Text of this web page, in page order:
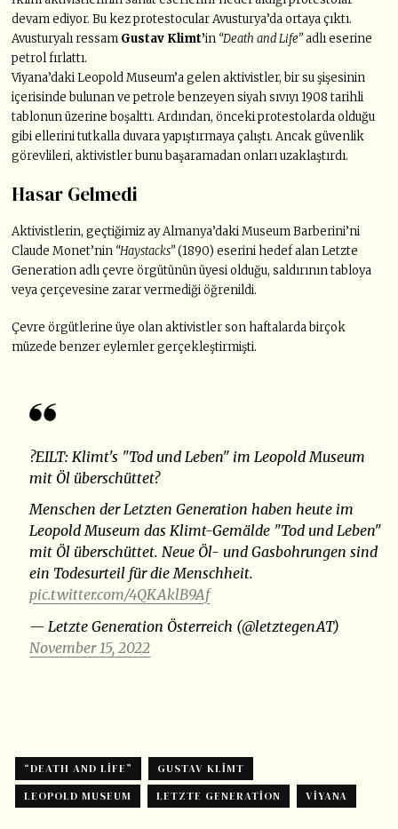
devam ediyor. Bu kez protestocular Avusturya’da ortaya çıktı.
Avusturyalı ressam Gustav Klimt’in “Death and Life”adlı eserine
petrol fırlattı.
Viyana’daki Leopold Museum’a gelen aktivistler, bir su şişesinin
içerisinde bulunan ve petrole benzeyen siyah sıvıyı 1908 tarihli
tablonun üzerine boşalttı. Ardından, önceki protestolarda olduğu
gibi ellerini tutkalla duvara yapıştırmaya çalıştı. Ancak güvenlik
görevlileri, aktivistler bunu başaramadan onları uzaklaştırdı.
Hasar Gelmedi
Aktivistlerin, geçtiğimiz ay Almanya’daki Museum Barberini’ni
Claude Monet’nin “Haystacks”(1890) eserini hedef alan Letzte
Generation adlı çevre örgütünün üyesi olduğu, saldırının tabloya
veya çerçevesine zarar vermediği öğrenildi.
Çevre örgütlerine üye olan aktivistler son haftalarda birçok
müzede benzer eylemler gerçekleştirmişti.
?️EILT: Klimt's "Tod und Leben" im Leopold Museum
mit Öl überschüttet?️
Menschen der Letzten Generation haben heute im
Leopold Museum das Klimt-Gemälde "Tod und Leben"
mit Öl überschüttet. Neue Öl- und Gasbohrungen sind
ein Todesurteil für die Menschheit.
pic.twitter.com/4QKAklB9Af
— Letzte Generation Österreich (@letztegenAT)
November 15, 2022
“DEATH AND LIFE”
GUSTAV KLIMT
LEOPOLD MUSEUM
LETZTE GENERATION VIYANA